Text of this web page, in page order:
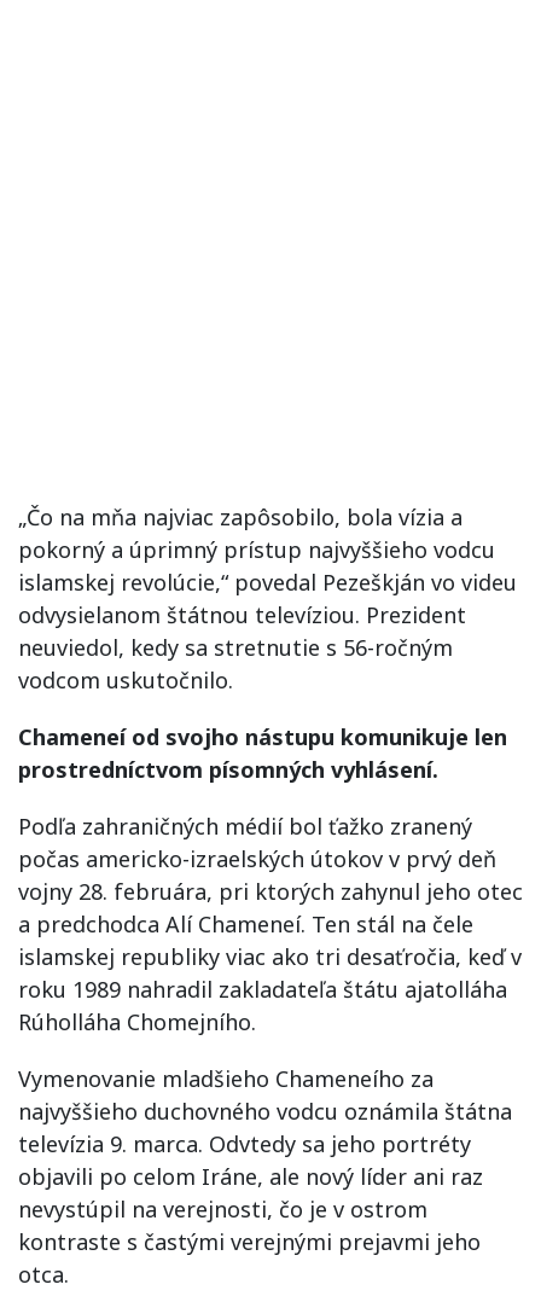
„Čo na mňa najviac zapôsobilo, bola vízia a
pokorný a úprimný prístup najvyššieho vodcu
islamskej revolúcie,“ povedal Pezeškján vo videu
odvysielanom štátnou televíziou. Prezident
neuviedol, kedy sa stretnutie s 56-ročným
vodcom uskutočnilo.
Chameneí od svojho nástupu komunikuje len
prostredníctvom písomných vyhlásení.
Podľa zahraničných médií bol ťažko zranený
počas americko-izraelských útokov v prvý deň
vojny 28. februára, pri ktorých zahynul jeho otec
a predchodca Alí Chameneí. Ten stál na čele
islamskej republiky viac ako tri desaťročia, keď v
roku 1989 nahradil zakladateľa štátu ajatolláha
Rúholláha Chomejního.
Vymenovanie mladšieho Chameneího za
najvyššieho duchovného vodcu oznámila štátna
televízia 9. marca. Odvtedy sa jeho portréty
objavili po celom Iráne, ale nový líder ani raz
nevystúpil na verejnosti, čo je v ostrom
kontraste s častými verejnými prejavmi jeho
otca.